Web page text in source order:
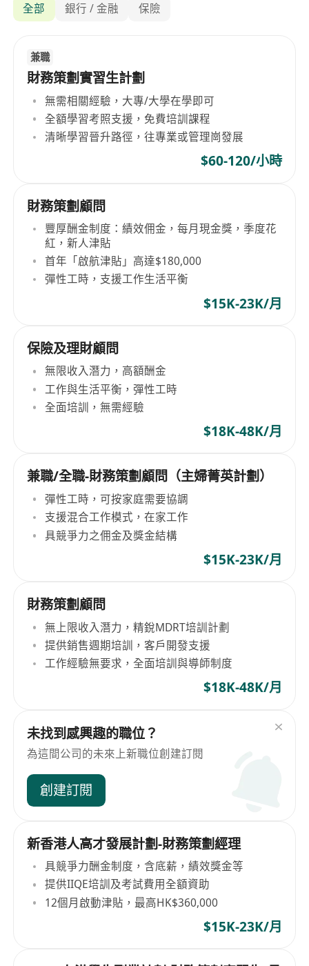
全部 銀行 / 金融 保險
兼職
財務策劃實習生計劃
無需相關經驗，大專/大學在學即可
全額學習考照支援，免費培訓課程
清晰學習晉升路徑，往專業或管理崗發展
$60-120/小時
財務策劃顧問
豐厚酬金制度：績效佣金，每月現金獎，季度花
紅，新人津貼
首年「啟航津貼」高達$180,000
彈性工時，支援工作生活平衡
$15K-23K/月
保險及理財顧問
無限收入潛力，高額酬金
工作與生活平衡，彈性工時
全面培訓，無需經驗
$18K-48K/月
兼職/全職-財務策劃顧問（主婦菁英計劃）
彈性工時，可按家庭需要協調
支援混合工作模式，在家工作
具競爭力之佣金及獎金結構
$15K-23K/月
財務策劃顧問
無上限收入潛力，精銳MDRT培訓計劃
提供銷售週期培訓，客戶開發支援
工作經驗無要求，全面培訓與導師制度
$18K-48K/月
未找到感興趣的職位？
為這間公司的未來上新職位創建訂閱
創建訂閱
新香港人高才發展計劃-財務策劃經理
具競爭力酬金制度，含底薪，績效獎金等
提供IIQE培訓及考試費用全額資助
12個月啟動津貼，最高HK$360,000
$15K-23K/月